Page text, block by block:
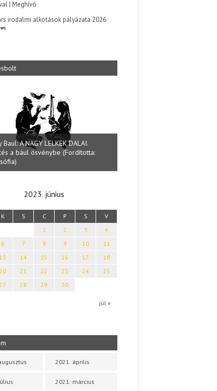
| Meghívó
irodalmi alkotások pályázata 2026
Tamás: Megválaszolt érintés. Leveles
költői világa
2023. június
K S C P S V
júl »
1 2 3
4
6 7 8 9 10
11
13 14 15 16 17
18
21 22 23 24
25
28 29 30
2021. április
2021. március